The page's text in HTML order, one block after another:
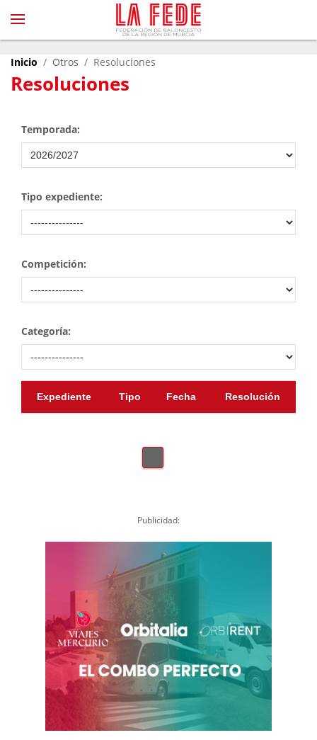
Resoluciones
Inicio Otros Resoluciones
Temporada:
Tipo expediente:
Competición:
Categoría:
Expediente Tipo Fecha Resolución
Publicidad: